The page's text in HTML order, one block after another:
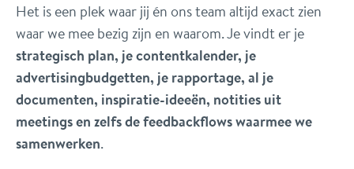
Het is een plek waar jij én ons team altijd exact zien
waar we mee bezig zijn en waarom. Je vindt er je
strategisch plan, je contentkalender, je
advertisingbudgetten, je rapportage, al je
documenten, inspiratie-ideeën, notities uit
meetings en zelfs de feedbackflows waarmee we
samenwerken.